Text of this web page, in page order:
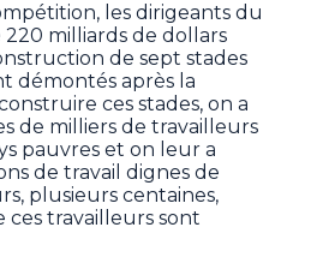
les dirigeants du
milliards de dollars
de sept stades
démontés après la
ces stades, on a
de milliers de travailleurs
pauvres et on leur a
de travail dignes de
plusieurs centaines,
ces travailleurs sont